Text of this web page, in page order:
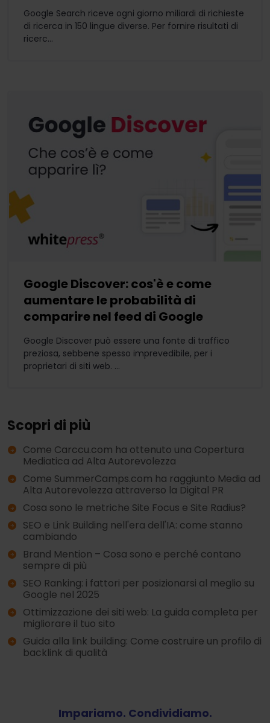
Google Search riceve ogni giorno miliardi di richieste
di ricerca in 150 lingue diverse. Per fornire risultati di
ricerc...
Google Discover: cos'è e come
aumentare le probabilità di
comparire nel feed di Google
Google Discover può essere una fonte di traffico
preziosa, sebbene spesso imprevedibile, per i
proprietari di siti web. ...
Scopri di più
Come Carccu.com ha ottenuto una Copertura
Mediatica ad Alta Autorevolezza
Come SummerCamps.com ha raggiunto Media ad
Alta Autorevolezza attraverso la Digital PR
Cosa sono le metriche Site Focus e Site Radius?
SEO e Link Building nell'era dell'IA: come stanno
cambiando
Brand Mention – Cosa sono e perché contano
sempre di più
SEO Ranking: i fattori per posizionarsi al meglio su
Google nel 2025
Ottimizzazione dei siti web: La guida completa per
migliorare il tuo sito
Guida alla link building: Come costruire un profilo di
backlink di qualità
Impariamo. Condividiamo.